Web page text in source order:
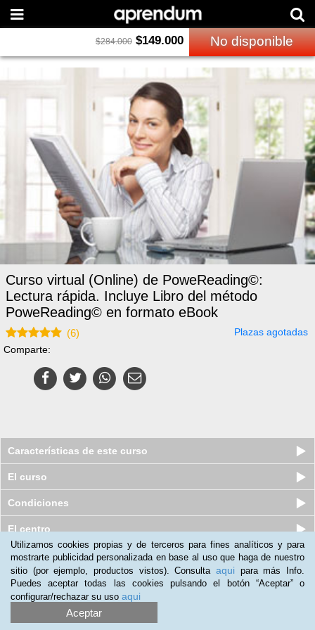
$284.000 $149.000 No disponible
Curso virtual (Online) de PoweReading©:
Lectura rápida. Incluye Libro del método
PoweReading© en formato eBook
(6)
Plazas agotadas
Comparte:
Características de este curso
El curso
Condiciones
El centro
Nuestros clientes opinan:
Humberto Urrunaga
Lo recomiendo a las personas que trabajan con la lectura, para
los amante de la lectura, con esta herramienta minorizan el
Utilizamos cookies propias y de terceros para fines analíticos y para
mostrarte publicidad personalizada en base al uso que haga de nuestro
sitio (por ejemplo, productos vistos). Consulta aqui para más Info.
Puedes aceptar todas las cookies pulsando el botón “Aceptar” o
configurar/rechazar su uso aqui
Aceptar